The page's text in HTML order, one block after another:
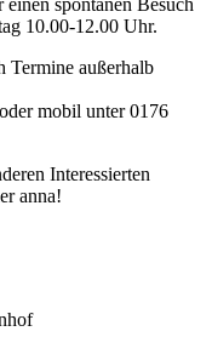
10.00-12.00 Uhr.
Termine außerhalb
mobil unter 0176
Interessierten
anna!